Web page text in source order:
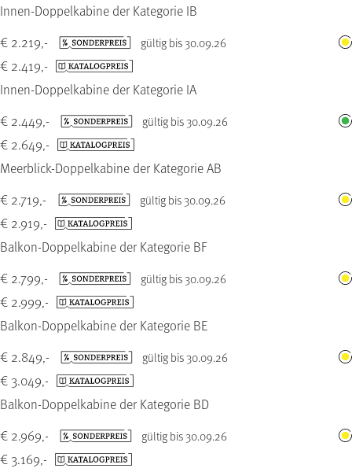
Innen-Doppelkabine der Kategorie IB
Innen-Doppelkabine der Kategorie IA
€ 2.219,- gültig bis 30.09.26
€ 2.419,-
Meerblick-Doppelkabine der Kategorie AB
€ 2.449,- gültig bis 30.09.26
€ 2.649,-
Balkon-Doppelkabine der Kategorie BF
€ 2.719,- gültig bis 30.09.26
€ 2.919,-
Balkon-Doppelkabine der Kategorie BE
€ 2.799,- gültig bis 30.09.26
€ 2.999,-
Balkon-Doppelkabine der Kategorie BD
€ 2.849,- gültig bis 30.09.26
€ 3.049,-
€ 2.969,- gültig bis 30.09.26
€ 3.169,-